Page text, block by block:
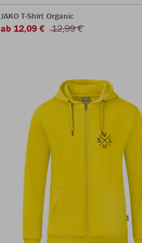
JAKO T-Shirt Organic
ab 12,09 € 12,99 €